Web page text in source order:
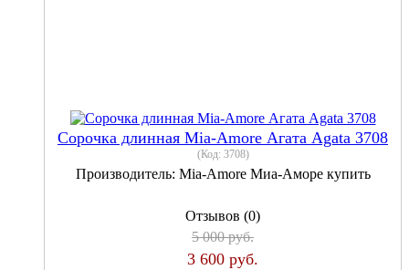
Сорочка длинная Mia-Amore Агата Agata 3708
(Код: 3708)
Производитель: Mia-Amore Миа-Аморе купить
Отзывов (0)
5 000 руб.
3 600 руб.